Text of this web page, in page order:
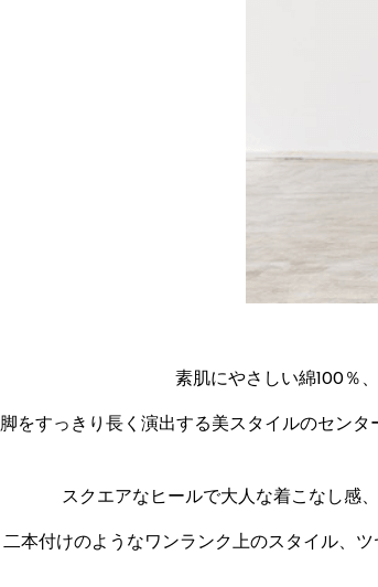
素肌にやさしい綿100％
脚をすっきり長く演出する美スタイルのセン
スクエアなヒールで大人な着こなし感
二本付けのようなワンランク上のスタイル、